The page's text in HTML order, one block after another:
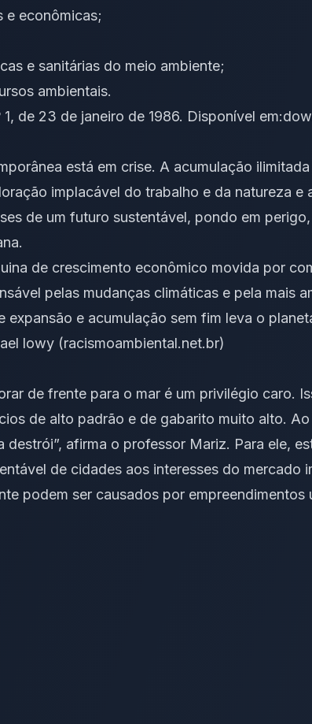
econômicas;
sanitárias do meio ambiente;
ambientais.
de 23 de janeiro de 1986. Disponível em:
está em crise. A acumulação
implacável do trabalho e da natureza
de um futuro sustentável, pondo em
de crescimento econômico movida por
pelas mudanças climáticas e pela mais
expansão e acumulação sem fim leva o
lowy (racismoambiental.net.br)
de frente para o mar é um privilégio caro.
de alto padrão e de gabarito muito alto.
destrói”, afirma o professor Mariz. Para ele,
de cidades aos interesses do mercado
podem ser causados por empreendimentos